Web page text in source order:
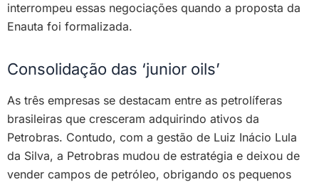
interrompeu essas negociações quando a proposta da
Enauta foi formalizada.
Consolidação das ‘junior oils’
As três empresas se destacam entre as petrolíferas
brasileiras que cresceram adquirindo ativos da
Petrobras. Contudo, com a gestão de Luiz Inácio Lula
da Silva, a Petrobras mudou de estratégia e deixou de
vender campos de petróleo, obrigando os pequenos